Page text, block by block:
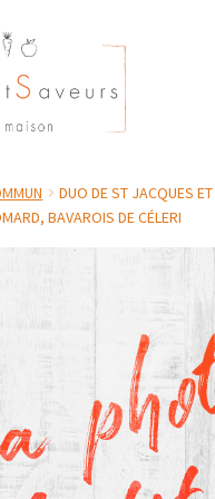
Week end
DUO DE ST JACQUES
BAVAROIS DE CÉLERI